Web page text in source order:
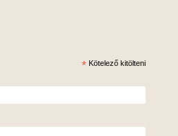
* Kötelező kitölteni